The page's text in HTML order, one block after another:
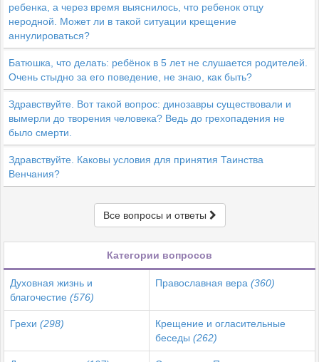
ребенка, а через время выяснилось, что ребенок отцу
неродной. Может ли в такой ситуации крещение
аннулироваться?
Батюшка, что делать: ребёнок в 5 лет не слушается родителей.
Очень стыдно за его поведение, не знаю, как быть?
Здравствуйте. Вот такой вопрос: динозавры существовали и
вымерли до творения человека? Ведь до грехопадения не
было смерти.
Здравствуйте. Каковы условия для принятия Таинства
Венчания?
Все вопросы и ответы
Категории вопросов
Духовная жизнь и
благочестие (576)
Православная вера (360)
Грехи (298)
Крещение и огласительные
беседы (262)